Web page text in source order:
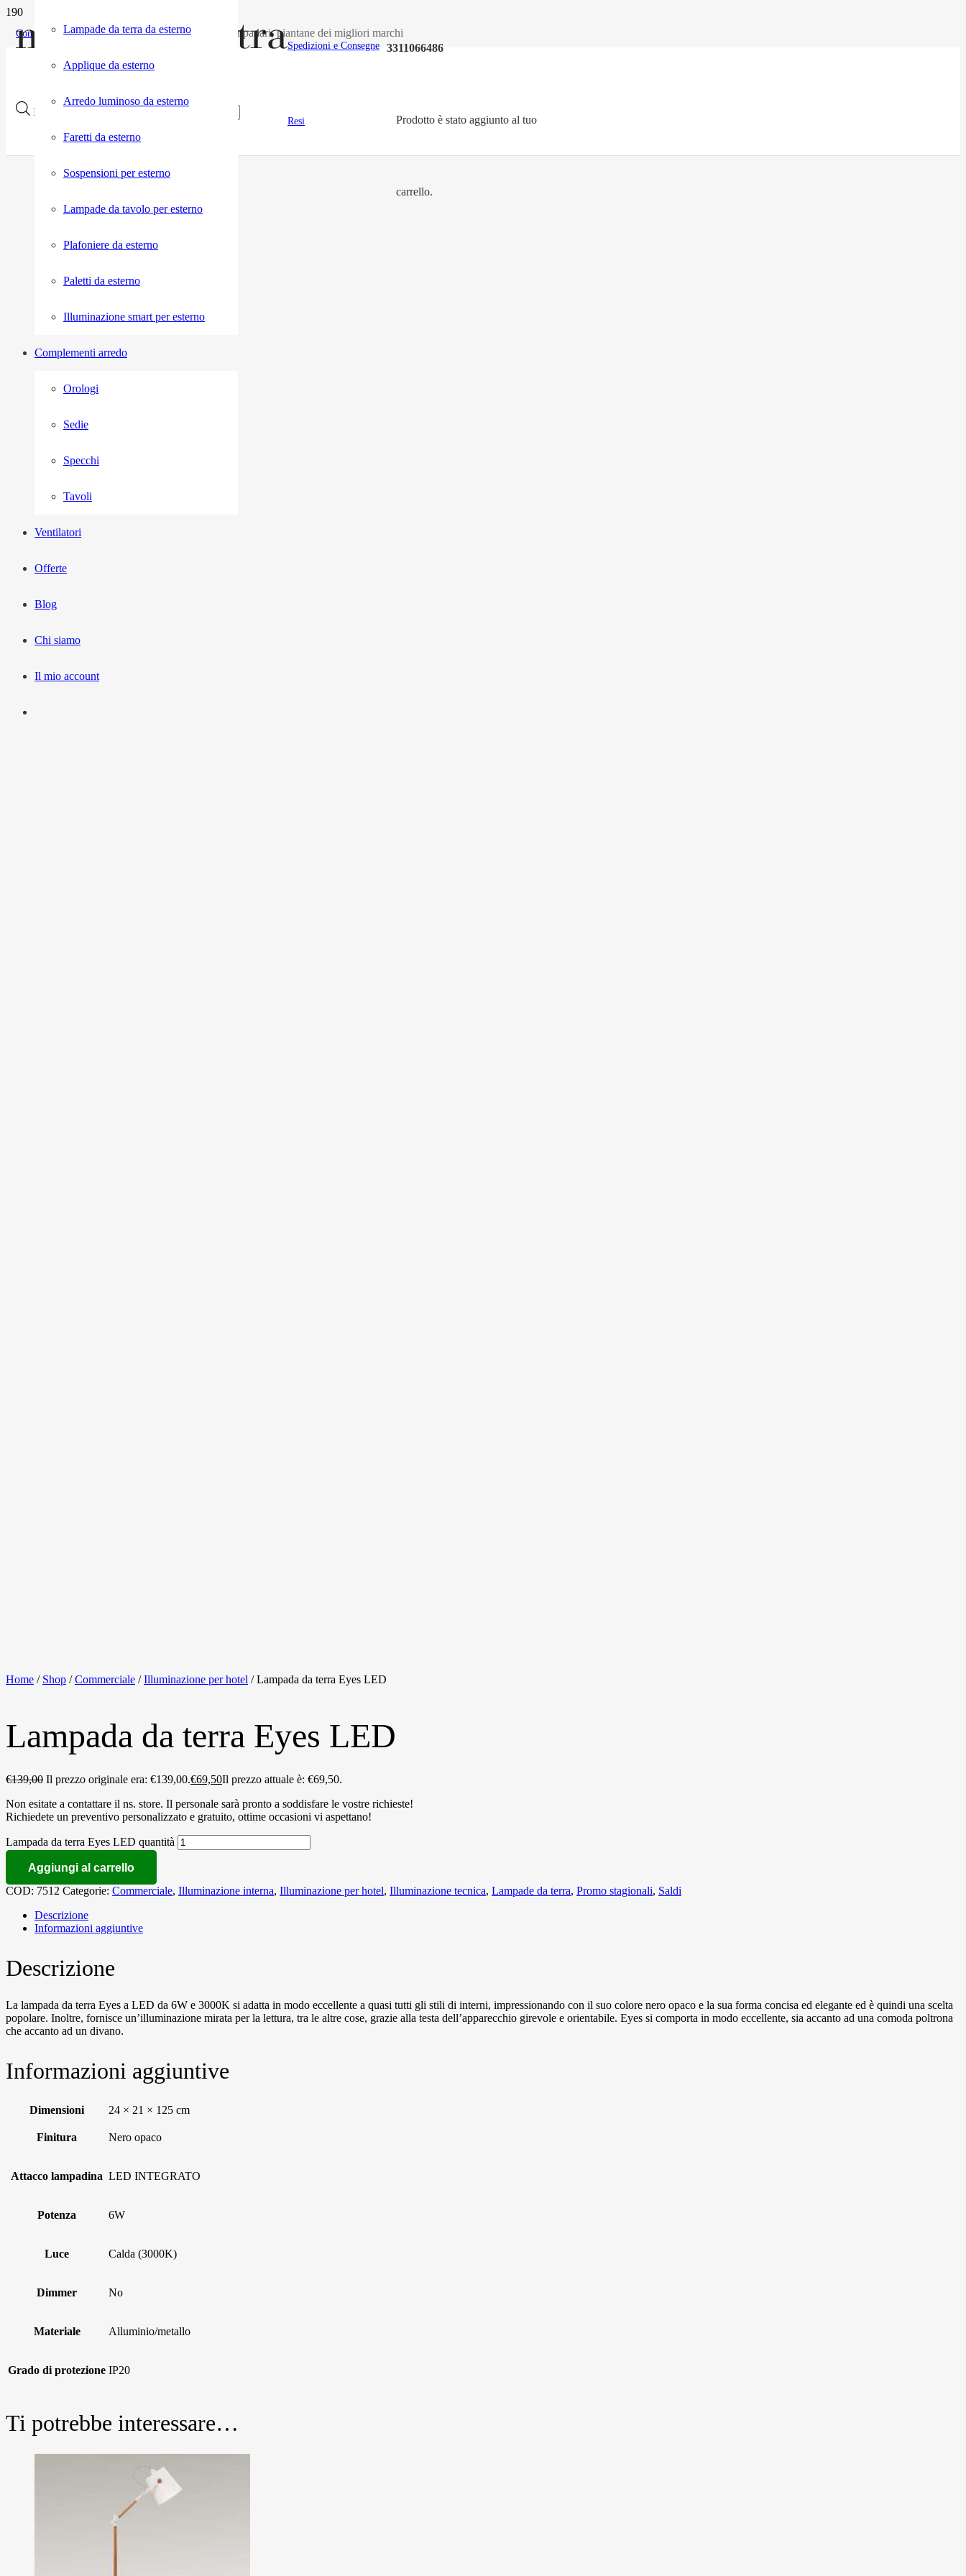
Contatti pre venditaAcquisti on line di lampade, lampadari, piantane dei migliori marchi
Products search
Spedizioni e Consegne
Resi
3311066486
Prodottoè stato aggiunto al tuo
carrello.
Lampade da terra da esterno
Applique da esterno
Arredo luminoso da esterno
Faretti da esterno
Sospensioni per esterno
Lampade da tavolo per esterno
Plafoniere da esterno
Paletti da esterno
Illuminazione smart per esterno
Complementi arredo
Orologi
Sedie
Specchi
Tavoli
Ventilatori
Offerte
Blog
Chi siamo
Il mio account
Home / Shop /Commerciale /Illuminazione per hotel / Lampada da terra Eyes LED
Lampada da terra Eyes LED
€139,00 Il prezzo originale era: €139,00.€69,50Il prezzo attuale è: €69,50.
Non esitate a contattare il ns. store. Il personale sarà pronto a soddisfare le vostre richieste!
Richiedete un preventivo personalizzato e gratuito, ottime occasioni vi aspettano!
Lampada da terra Eyes LED quantità
Aggiungi al carrello
COD: 7512 Categorie: Commerciale, Illuminazione interna, Illuminazione per hotel, Illuminazione tecnica, Lampade da terra, Promo stagionali, Saldi
Descrizione
Informazioni aggiuntive
Descrizione
La lampada da terra Eyes a LED da 6W e 3000K si adatta in modo eccellente a quasi tutti gli stili di interni, impressionando con il suo colore nero opaco e la sua forma concisa ed elegante ed è quindi una scelta
popolare. Inoltre, fornisce un’illuminazione mirata per la lettura, tra le altre cose, grazie alla testa dell’apparecchio girevole e orientabile. Eyes si comporta in modo eccellente, sia accanto ad una comoda poltrona
che accanto ad un divano.
Informazioni aggiuntive
Dimensioni 24 × 21 × 125 cm
Finitura Nero opaco
Attacco lampadina LED INTEGRATO
Potenza 6W
Luce Calda (3000K)
Dimmer No
Materiale Alluminio/metallo
Grado di protezione IP20
Ti potrebbe interessare…